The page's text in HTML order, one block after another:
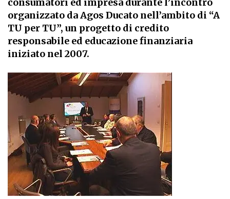
organizzato da Agos Ducato nell’ambito di “A
TU per TU”, un progetto di credito
responsabile ed educazione finanziaria
iniziato nel 2007.